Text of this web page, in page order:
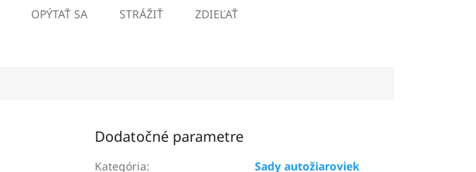
OPÝTAŤ SA STRÁŽIŤ ZDIEĽAŤ
Dodatočné parametre
Kategória:
Sady autožiaroviek